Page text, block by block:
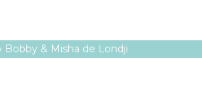
Bobby & Misha de Londji